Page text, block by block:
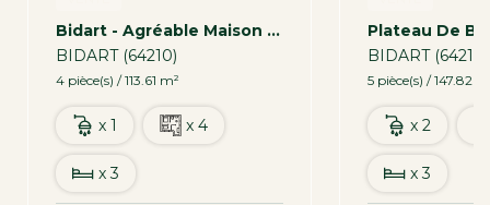
Bidart - Agréable Maison Mitoyenne Avec Son Garage
BIDART (64210)
4 pièce(s) / 113.61 m²
x 1 x 4
x 3
BIDART (64210)
5 pièce(s) / 147.82
x 2
x 3